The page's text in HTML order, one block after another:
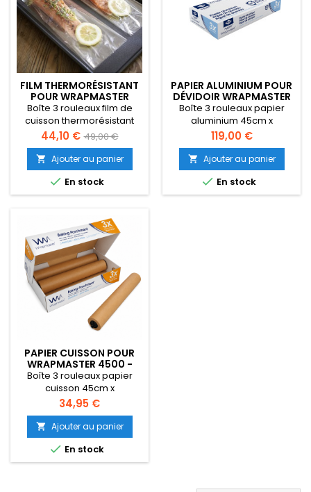
FILM THERMORÉSISTANT
POUR WRAPMASTER
4500 - 31C10
Boîte 3 rouleaux film de
cuisson thermorésistant
pour papilloteOffert : 300
liens jetables par carton
Prix
44,10 € Prix
base
49,00 €
 Ajouter au panier
 En stock
PAPIER ALUMINIUM POUR
DÉVIDOIR WRAPMASTER
4500 - 24C90
Boîte 3 rouleaux papier
aluminium 45cm x
200mWrapmaster 4500 et
Wrapmaster DUOQualité
professionnelle
Prix
119,00 €
 Ajouter au panier
 En stock
PAPIER CUISSON POUR
WRAPMASTER 4500 -
21C32
Boîte 3 rouleaux papier
cuisson 45cm x
50mWrapmaster
4500Qualité
professionnelle
Prix
34,95 €
 Ajouter au panier
 En stock